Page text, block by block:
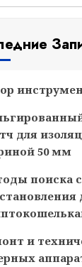
для
50 мм
поиска
и